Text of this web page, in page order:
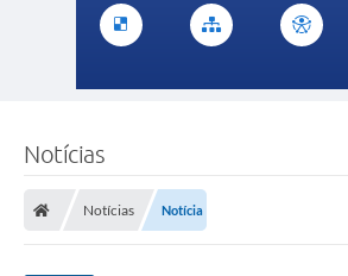
Notícias
Notícias Notícia